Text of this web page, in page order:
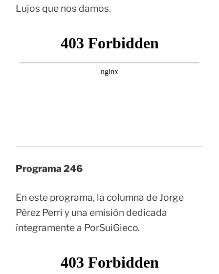
Lujos que nos damos.
Programa 246
En este programa, la columna de Jorge
Pérez Perri y una emisión dedicada
íntegramente a PorSuiGieco.